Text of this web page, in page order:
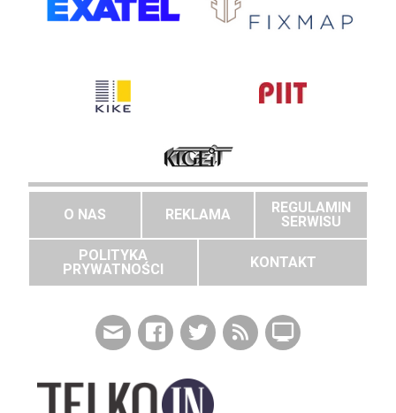
O NAS REKLAMA
REGULAMIN
SERWISU
POLITYKA
PRYWATNOŚCI
KONTAKT